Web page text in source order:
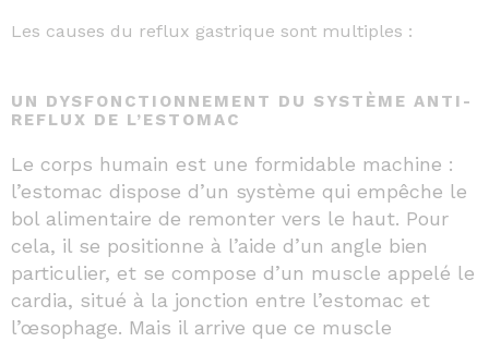
Les causes du reflux gastrique sont multiples :
UN DYSFONCTIONNEMENT DU SYSTÈME ANTI-
REFLUX DE L’ESTOMAC
Le corps humain est une formidable machine :
l’estomac dispose d’un système qui empêche le
bol alimentaire de remonter vers le haut. Pour
cela, il se positionne à l’aide d’un angle bien
particulier, et se compose d’un muscle appelé le
cardia, situé à la jonction entre l’estomac et
l’œsophage. Mais il arrive que ce muscle